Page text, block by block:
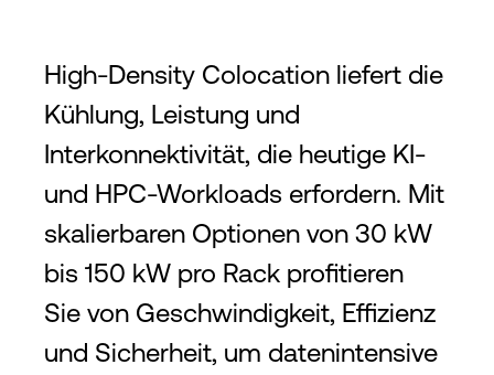
High-Density Colocation liefert die
Kühlung, Leistung und
Interkonnektivität, die heutige KI-
und HPC-Workloads erfordern. Mit
skalierbaren Optionen von 30 kW
bis 150 kW pro Rack profitieren
Sie von Geschwindigkeit, Effizienz
und Sicherheit, um datenintensive